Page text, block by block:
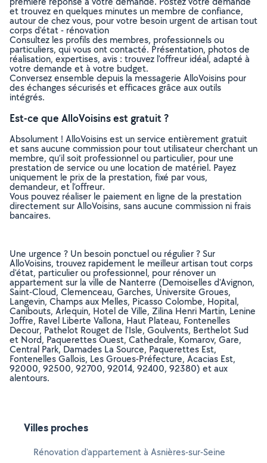
et trouvez en quelques minutes un membre de confiance,
autour de chez vous, pour votre besoin urgent de artisan tout
corps d'état - rénovation
Consultez les profils des membres, professionnels ou
particuliers, qui vous ont contacté. Présentation, photos de
réalisation, expertises, avis : trouvez l'offreur idéal, adapté à
votre demande et à votre budget.
Conversez ensemble depuis la messagerie AlloVoisins pour
des échanges sécurisés et efficaces grâce aux outils
intégrés.
Est-ce que AlloVoisins est gratuit ?
Absolument ! AlloVoisins est un service entièrement gratuit
et sans aucune commission pour tout utilisateur cherchant un
membre, qu’il soit professionnel ou particulier, pour une
prestation de service ou une location de matériel. Payez
uniquement le prix de la prestation, fixé par vous,
demandeur, et l’offreur.
Vous pouvez réaliser le paiement en ligne de la prestation
directement sur AlloVoisins, sans aucune commission ni frais
bancaires.
Une urgence ? Un besoin ponctuel ou régulier ? Sur
AlloVoisins, trouvez rapidement le meilleur artisan tout corps
d'état, particulier ou professionnel, pour rénover un
appartement sur la ville de Nanterre (Demoiselles d'Avignon,
Saint-Cloud, Clemenceau, Garches, Universite Groues,
Langevin, Champs aux Melles, Picasso Colombe, Hopital,
Canibouts, Arlequin, Hotel de Ville, Zilina Henri Martin, Lenine
Joffre, Ravel Liberte Vallona, Haut Plateau, Fontenelles
Decour, Pathelot Rouget de l'Isle, Goulvents, Berthelot Sud
et Nord, Paquerettes Ouest, Cathedrale, Komarov, Gare,
Central Park, Damades La Source, Paquerettes Est,
Fontenelles Gallois, Les Groues-Préfecture, Acacias Est,
92000, 92500, 92700, 92014, 92400, 92380) et aux
alentours.
Villes proches
Rénovation d'appartement à Asnières-sur-Seine